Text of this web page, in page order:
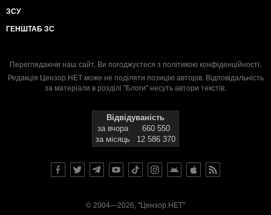
ЗСУ
ГЕНШТАБ ЗС
Переглядаючи наш сайт, Ви погоджуєтеся з політикою конфіденційності.
Редакція Цензор.НЕТ може не поділяти позицію авторів. Відповідальність
за матеріали в розділі "Блоги" несуть автори текстів.
Відвідуваність
за вчора
660 550
за місяць
12 586 370
© 2004—2026, "Цензор.НЕТ"